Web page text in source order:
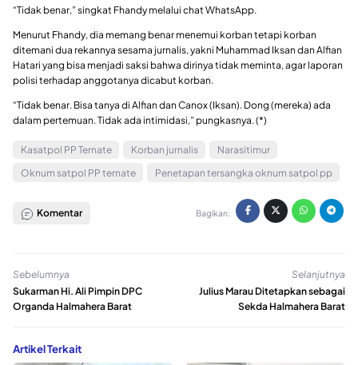
“Tidak benar,” singkat Fhandy melalui chat WhatsApp.
Menurut Fhandy, dia memang benar menemui korban tetapi korban
ditemani dua rekannya sesama jurnalis, yakni Muhammad Iksan dan Alfian
Hatari yang bisa menjadi saksi bahwa dirinya tidak meminta, agar laporan
polisi terhadap anggotanya dicabut korban.
“Tidak benar. Bisa tanya di Alfian dan Canox (Iksan). Dong (mereka) ada
dalam pertemuan. Tidak ada intimidasi,” pungkasnya. (*)
Kasatpol PP Ternate Korban jurnalis
Narasitimur
Oknum satpol PP ternate
Penetapan tersangka oknum satpol pp
Komentar Bagikan:
Sebelumnya
Sukarman Hi. Ali Pimpin DPC
Organda Halmahera Barat
Selanjutnya
Julius Marau Ditetapkan sebagai
Sekda Halmahera Barat
Artikel Terkait